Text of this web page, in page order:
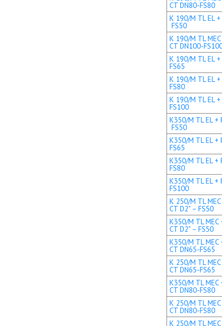
CT DN80-FS80
K 190/M TL EL +
FS50
K 190/M TL MEC
CT DN100-
K 190/M TL EL +
FS65
K 190/M TL EL +
FS80
K 190/M TL EL
FS100
K350/M TL EL +
FS50
K350/M TL EL +
FS65
K350/M TL EL +
FS80
K350/M TL EL +
FS100
K 250/M TL MEC
CT D2" – FS50
K350/M TL MEC
CT D2" – FS50
K350/M TL MEC
CT DN65-FS65
K 250/M TL MEC
CT DN65-FS65
K350/M TL MEC
CT DN80-FS80
K 250/M TL MEC
CT DN80-FS80
K 250/M TL MEC